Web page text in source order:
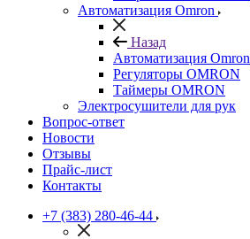
Автоматизация Omron
Назад
Автоматизация Omron
Регуляторы OMRON
Таймеры OMRON
Электросушители для рук
Вопрос-ответ
Новости
Отзывы
Прайс-лист
Контакты
+7 (383) 280-46-44